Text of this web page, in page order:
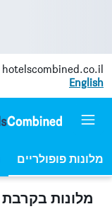
hotelscombined.co.il
English
מלונות פופולריים